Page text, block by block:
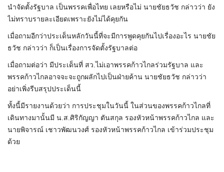
นำจัดตั้งรัฐบาล เป็นพรรคเพื่อไทย เลยหรือไม่ นายชัยธวัช กล่าวว่า ยัง
ไม่ทราบรายละเอียดเพราะยังไม่ได้คุยกัน
เมื่อถามอีกว่าประเด็นหลักวันนี้ที่จะมีการพูดคุยกันไปเรื่องอะไร นายชัย
ธวัช กล่าวว่า ก็เป็นเรื่องการจัดตั้งรัฐบาลต่อ
เมื่อถามต่อว่า มีประเด็นที่ สว.ไม่เอาพรรคก้าวไกลร่วมรัฐบาล และ
พรรคก้าวไกลอาจจะจะถูกผลักไปเป็นฝ่ายค้าน นายชัยธวัช กล่าวว่า
อย่าเพิ่งรีบสรุปประเด็นนี้
ทั้งนี้มีรายงานด้วยว่า การประชุมในวันนี้ ในส่วนของพรรคก้าวไกลที่
เดินทางมานั้นมี น.ส.ศิริกัญญา ตันสกุล รองหัวหน้าพรรคก้าวไกล และ
นายพิจารณ์ เชาวพัฒนวงศ์ รองหัวหน้าพรรคก้าวไกล เข้าร่วมประชุม
ด้วย